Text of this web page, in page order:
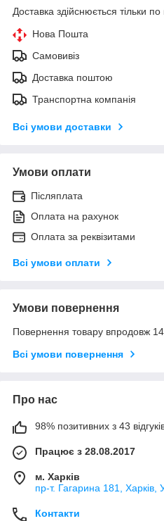
Доставка здійснюється тільки по
Нова Пошта
Самовивіз
Доставка поштою
Транспортна компанія
Всі умови доставки
Умови оплати
Післяплата
Оплата на рахунок
Оплата за реквізитами
Всі умови оплати
Умови повернення
Повернення товару впродовж
Всі умови повернення
Про нас
98% позитивних з 43
Працює з 28.08.2017
м. Харків
пр-т. Гагарина 181, Харків,
Контакти